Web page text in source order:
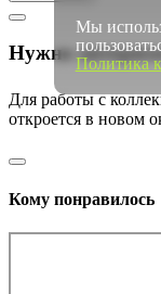
Нужно
Для работы с
откроется в новом
Кому понравилось
Мы
Политика